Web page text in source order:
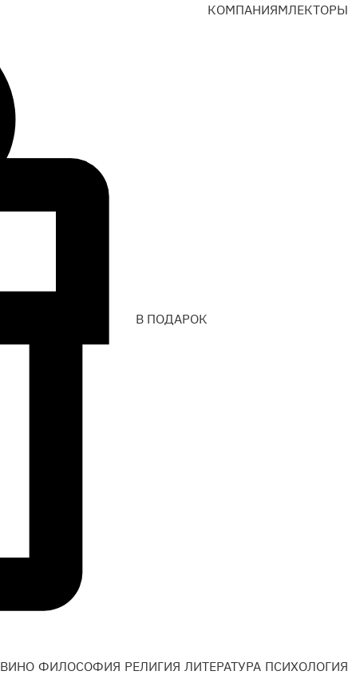
В ПОДАРОК
КОМПАНИЯМЛЕКТОРЫ
ВИНО ФИЛОСОФИЯ РЕЛИГИЯ ЛИТЕРАТУРА ПСИХОЛОГИЯ